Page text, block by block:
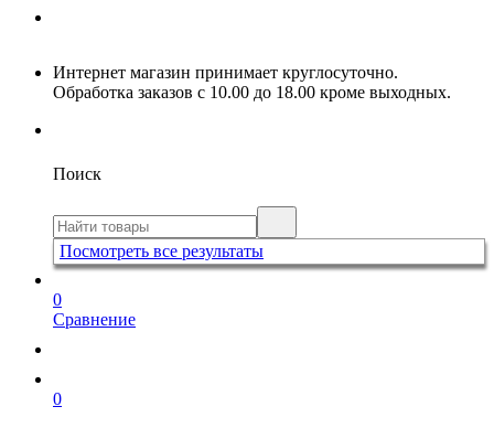
Интернет магазин принимает круглосуточно.
Обработка заказов с 10.00 до 18.00 кроме выходных.
Поиск
Посмотреть все результаты
0
Сравнение
0